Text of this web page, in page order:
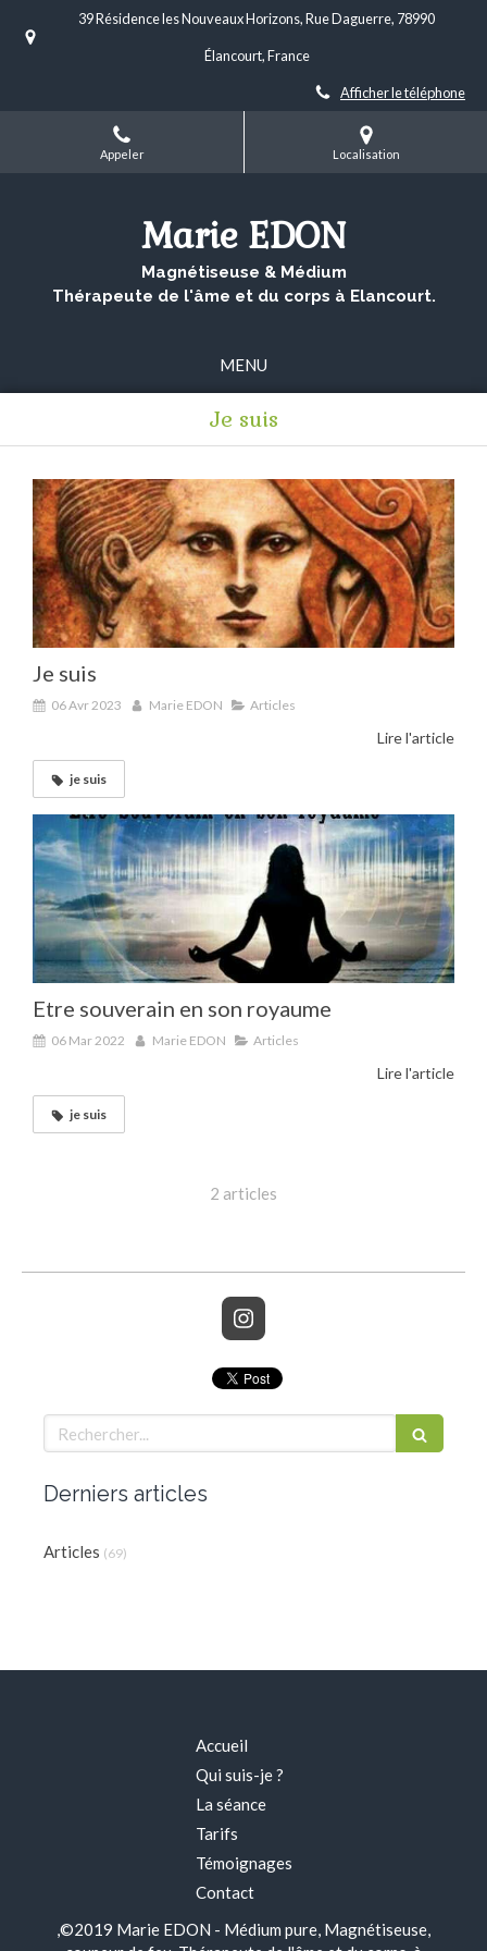
39 Résidence les Nouveaux Horizons, Rue Daguerre, 78990
Élancourt, France
Afficher le téléphone
Appeler Localisation
Marie EDON
Magnétiseuse & Médium
Thérapeute de l'âme et du corps à Elancourt.
MENU
Je suis
Je suis
06 Avr 2023 Marie EDON Articles
Lire l'article
je suis
Etre souverain en son royaume
06 Mar 2022 Marie EDON Articles
Lire l'article
je suis
2 articles
Rechercher
Derniers articles
Articles (69)
Accueil
Qui suis-je ?
La séance
Tarifs
Témoignages
Contact
,©2019 Marie EDON - Médium pure, Magnétiseuse,